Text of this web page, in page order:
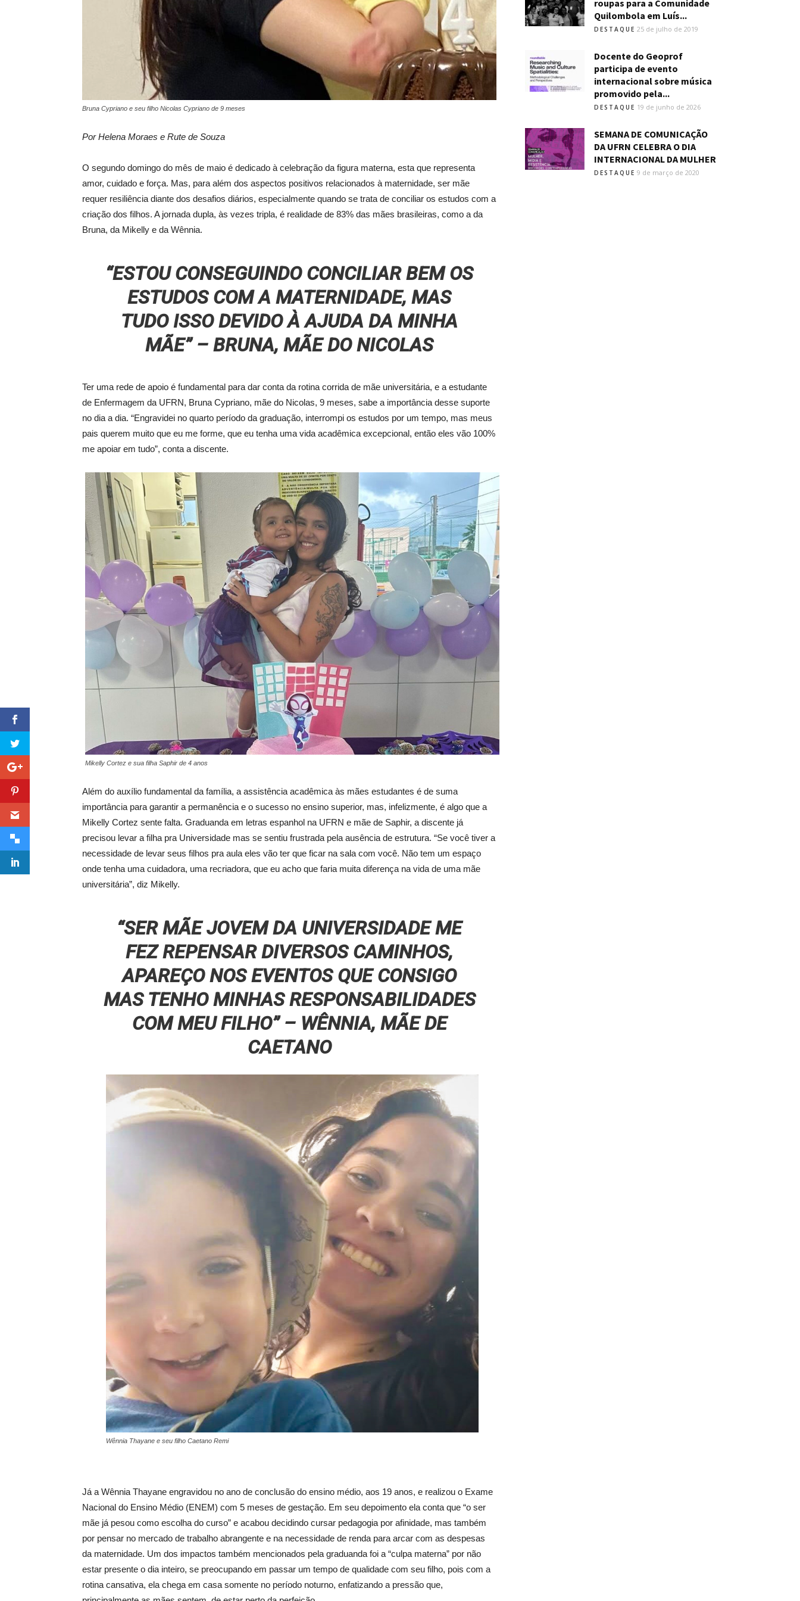
Bruna Cypriano e seu filho Nicolas Cypriano de 9 meses
Por Helena Moraes e Rute de Souza
O segundo domingo do mês de maio é dedicado à celebração da figura materna, esta que representa
amor, cuidado e força. Mas, para além dos aspectos positivos relacionados à maternidade, ser mãe
requer resiliência diante dos desafios diários, especialmente quando se trata de conciliar os estudos com a
criação dos filhos. A jornada dupla, às vezes tripla, é realidade de 83% das mães brasileiras, como a da
Bruna, da Mikelly e da Wênnia.
“ESTOU CONSEGUINDO CONCILIAR BEM OS
ESTUDOS COM A MATERNIDADE, MAS
TUDO ISSO DEVIDO À AJUDA DA MINHA
MÃE” – BRUNA, MÃE DO NICOLAS
Ter uma rede de apoio é fundamental para dar conta da rotina corrida de mãe universitária, e a estudante
de Enfermagem da UFRN, Bruna Cypriano, mãe do Nicolas, 9 meses, sabe a importância desse suporte
no dia a dia. “Engravidei no quarto período da graduação, interrompi os estudos por um tempo, mas meus
pais querem muito que eu me forme, que eu tenha uma vida acadêmica excepcional, então eles vão 100%
me apoiar em tudo”, conta a discente.
Mikelly Cortez e sua filha Saphir de 4 anos
Além do auxílio fundamental da família, a assistência acadêmica às mães estudantes é de suma
importância para garantir a permanência e o sucesso no ensino superior, mas, infelizmente, é algo que a
Mikelly Cortez sente falta. Graduanda em letras espanhol na UFRN e mãe de Saphir, a discente já
precisou levar a filha pra Universidade mas se sentiu frustrada pela ausência de estrutura. “Se você tiver a
necessidade de levar seus filhos pra aula eles vão ter que ficar na sala com você. Não tem um espaço
onde tenha uma cuidadora, uma recriadora, que eu acho que faria muita diferença na vida de uma mãe
universitária”, diz Mikelly.
“SER MÃE JOVEM DA UNIVERSIDADE ME
FEZ REPENSAR DIVERSOS CAMINHOS,
APAREÇO NOS EVENTOS QUE CONSIGO
MAS TENHO MINHAS RESPONSABILIDADES
COM MEU FILHO” – WÊNNIA, MÃE DE
CAETANO
Wênnia Thayane e seu filho Caetano Remi
Já a Wênnia Thayane engravidou no ano de conclusão do ensino médio, aos 19 anos, e realizou o Exame
Nacional do Ensino Médio (ENEM) com 5 meses de gestação. Em seu depoimento ela conta que “o ser
mãe já pesou como escolha do curso” e acabou decidindo cursar pedagogia por afinidade, mas também
por pensar no mercado de trabalho abrangente e na necessidade de renda para arcar com as despesas
da maternidade. Um dos impactos também mencionados pela graduanda foi a “culpa materna” por não
estar presente o dia inteiro, se preocupando em passar um tempo de qualidade com seu filho, pois com a
rotina cansativa, ela chega em casa somente no período noturno, enfatizando a pressão que,
roupas para a Comunidade
Quilombola em Luís...
DESTAQUE 25 de julho de 2019
Docente do Geoprof
participa de evento
internacional sobre música
promovido pela...
DESTAQUE 19 de junho de 2026
SEMANA DE COMUNICAÇÃO
DA UFRN CELEBRA O DIA
INTERNACIONAL DA MULHER
DESTAQUE 9 de março de 2020